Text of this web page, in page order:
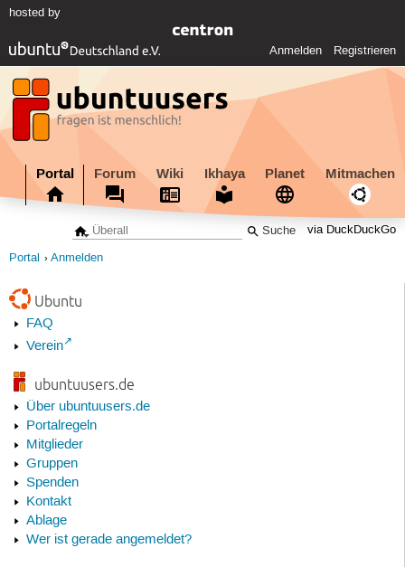
hosted by
Anmelden Registrieren
Portal Forum Wiki Ikhaya Planet Mitmachen
via DuckDuckGo
Portal Anmelden
Ubuntu
FAQ
Verein
ubuntuusers.de
Über ubuntuusers.de
Portalregeln
Mitglieder
Gruppen
Spenden
Kontakt
Ablage
Wer ist gerade angemeldet?